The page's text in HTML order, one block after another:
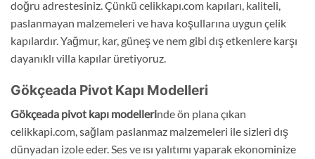
doğru adrestesiniz. Çünkü celikkapı.com kapıları, kaliteli,
paslanmayan malzemeleri ve hava koşullarına uygun çelik
kapılardır. Yağmur, kar, güneş ve nem gibi dış etkenlere karşı
dayanıklı villa kapılar üretiyoruz.
Gökçeada Pivot Kapı Modelleri
Gökçeada pivot kapı modellerinde ön plana çıkan
celikkapi.com, sağlam paslanmaz malzemeleri ile sizleri dış
dünyadan izole eder. Ses ve ısı yalıtımı yaparak ekonominize